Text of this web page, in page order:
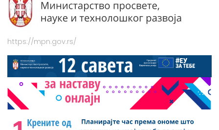
https://mpn.gov.rs/